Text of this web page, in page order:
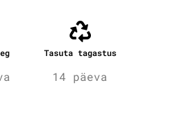
Tasuta tagastus
14 päeva